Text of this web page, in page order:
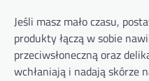
Jeśli masz mało czasu,
produkty łączą w sobie
przeciwsłoneczną oraz
wchłaniają i nadają skórze